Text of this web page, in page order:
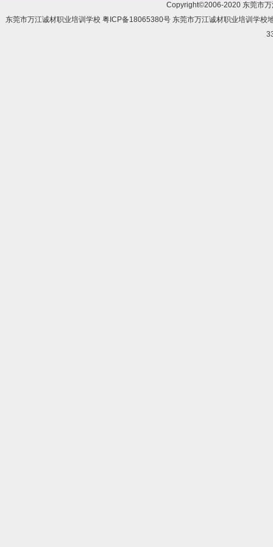
Copyright©2006-2020 东莞市
东莞市万江诚材职业培训学校 粤ICP备18065380号 东莞市万江诚材职业培训学